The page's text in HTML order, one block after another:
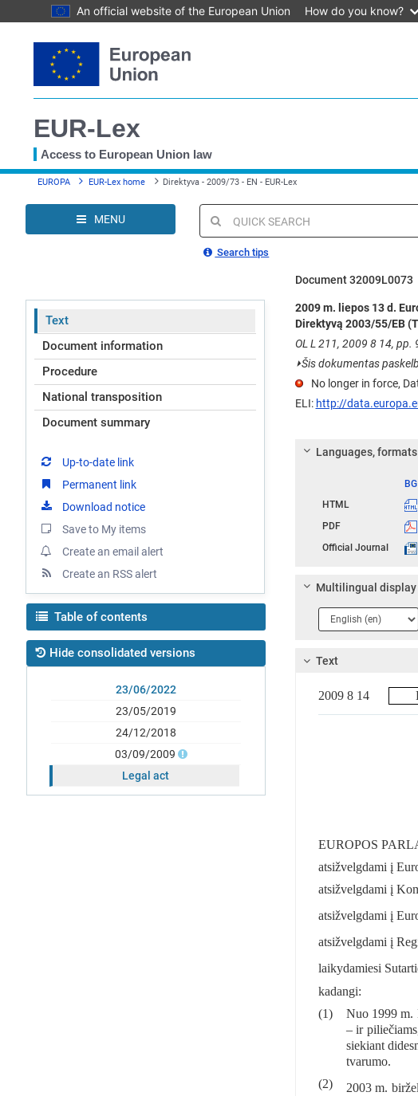
An official website of the European Union How do you know?
to
content
EUR-Lex
Access to European Union law
You
here
EUROPA EUR-Lex home Direktyva - 2009/73 - EN - EUR-Lex
MENU
Quick
search
Search tips
Document 32009L0073
Text
Document information
Procedure
National transposition
Document summary
Up-to-date link
Permanent link
Download notice
Save to My items
Create an email alert
Create an RSS alert
Table of contents
Hide consolidated versions
23/06/2022
23/05/2019
24/12/2018
03/09/2009
Legal act
2009 m. liepos 13 d.
Direktyvą 2003/55/EB
OL L 211, 2009 8 14, pp.
⏵Šis dokumentas
No longer in force,
ELI: http://
Languages,
BG
HTML
PDF
Official Journal
Multilingual display
Language
1
Text
2009 8 14
EUROPOS
atsižvelgdami į
atsižvelgdami į
atsižvelgdami į
atsižvelgdami į
laikydamiesi
kadangi:
(1)
Nuo 1999 m.
– ir
siekiant
tvarumo.
(2)
2003 m.